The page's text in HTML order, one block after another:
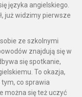
języka angielskiego.
już widzimy pierwsze
ze szkolnymi
znajdują się w
się spotkanie,
To okazja,
co sprawia
można się też uczyć